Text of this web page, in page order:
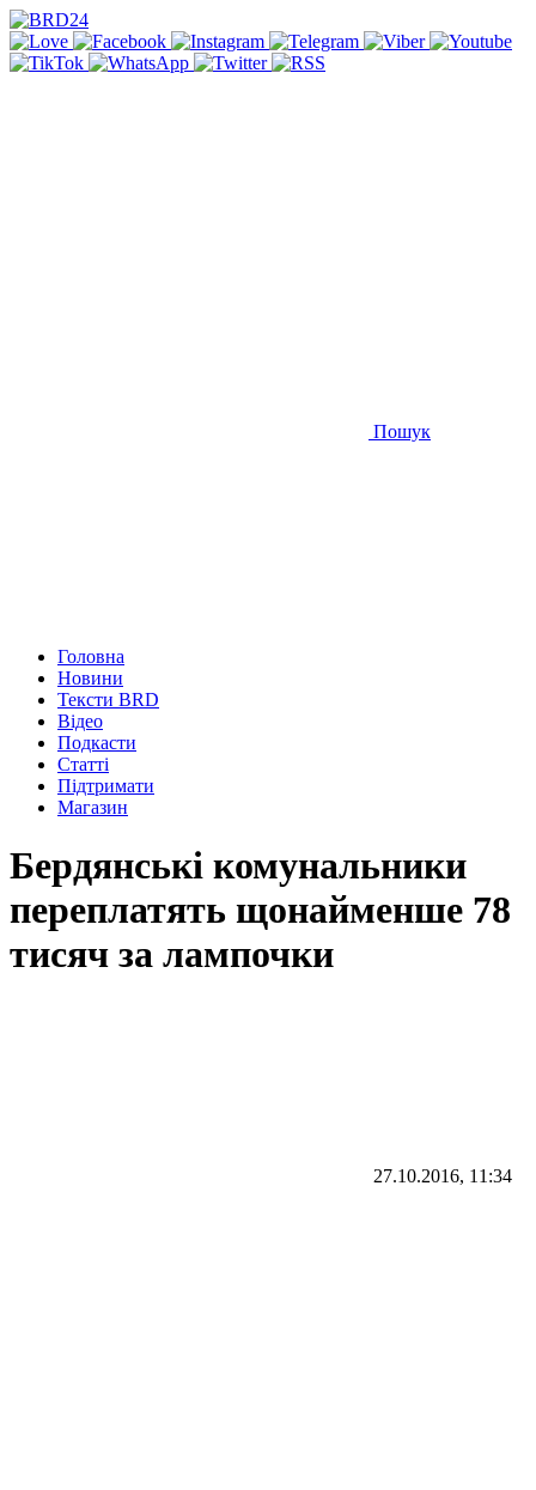
Пошук
Головна
Новини
Тексти BRD
Відео
Подкасти
Статті
Підтримати
Магазин
Бердянські комунальники
переплатять щонайменше 78
тисяч за лампочки
27.10.2016, 11:34